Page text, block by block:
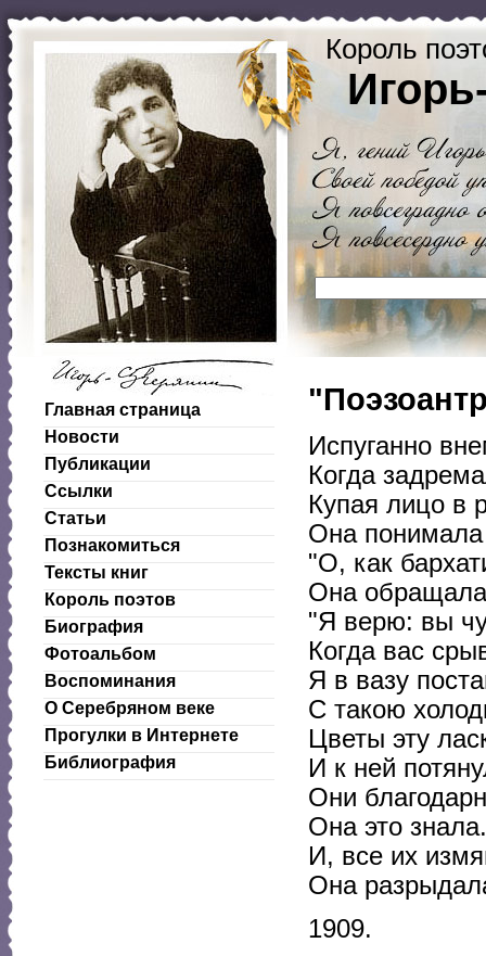
Король
Главная страница
Новости
Публикации
Ссылки
Статьи
Познакомиться
Тексты книг
Король поэтов
Биография
Фотоальбом
Воспоминания
О Серебряном веке
Прогулки в Интернете
Библиография
Испуганно
Когда
Купая лицо в
Она
"О, как
Она
"Я верю: вы
Когда вас
Я в вазу
С такою
Цветы эту
И к ней
Они
Она это
И, все их
Она
1909.